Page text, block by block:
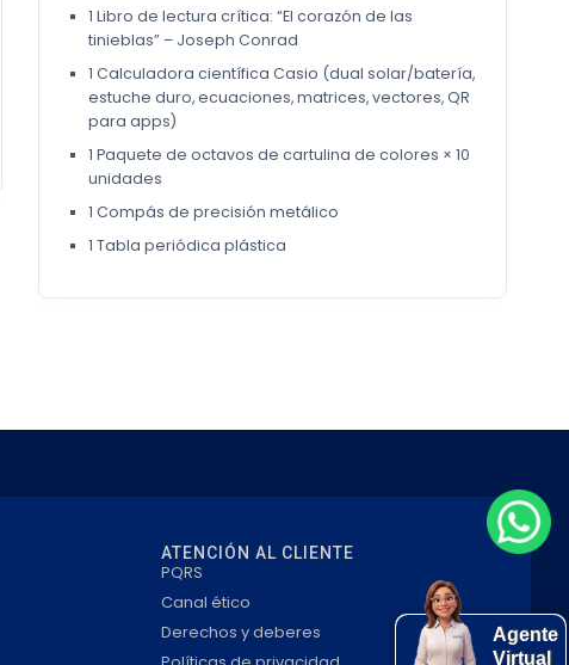
1 Libro de lectura crítica: “El corazón de las
tinieblas” – Joseph Conrad
1 Calculadora científica Casio (dual solar/batería,
estuche duro, ecuaciones, matrices, vectores, QR
para apps)
1 Paquete de octavos de cartulina de colores × 10
unidades
1 Compás de precisión metálico
1 Tabla periódica plástica
ATENCIÓN AL CLIENTE
PQRS
Canal ético
Derechos y deberes
Agente
Virtual